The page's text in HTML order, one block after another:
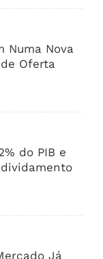
Numa Nova
Oferta
do PIB e
Já